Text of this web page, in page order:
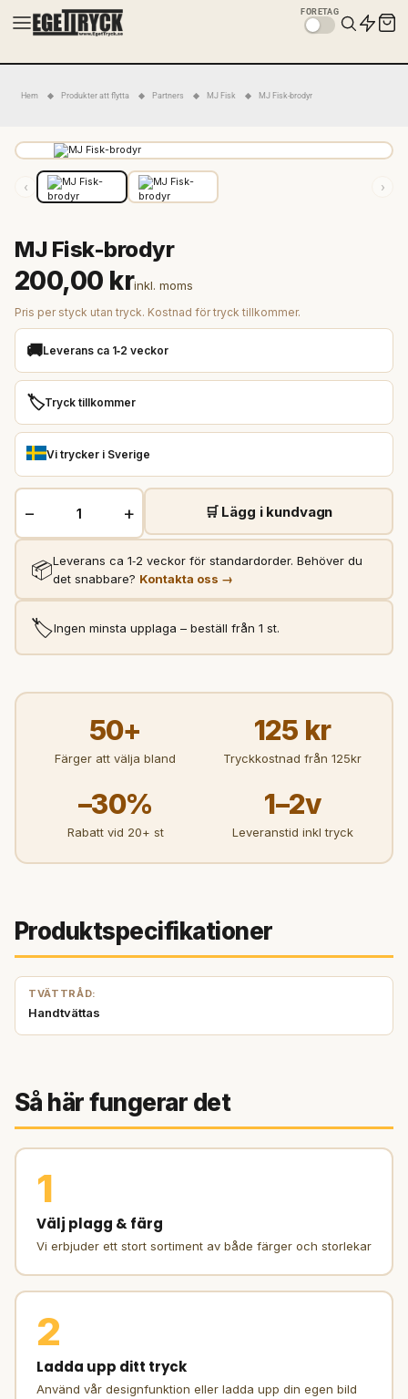
FÖRETAG
Hem Produkter att flytta Partners MJ Fisk MJ Fisk-brodyr
‹ ›
MJ Fisk-brodyr
200,00 krinkl. moms
Pris per styck utan tryck. Kostnad för tryck tillkommer.
🚚Leverans ca 1‑2 veckor
🏷️Tryck tillkommer
Vi trycker i Sverige
− + 🛒 Lägg i kundvagn
📦Leverans ca 1‑2 veckor för standardorder. Behöver du
det snabbare? Kontakta oss →
🏷️Ingen minsta upplaga – beställ från 1 st.
50+
Färger att välja bland
125 kr
Tryckkostnad från 125kr
–30%
Rabatt vid 20+ st
1–2v
Leveranstid inkl tryck
Produktspecifikationer
TVÄTTRÅD:
Handtvättas
Så här fungerar det
1
Välj plagg & färg
Vi erbjuder ett stort sortiment av både färger och storlekar
2
Ladda upp ditt tryck
Använd vår designfunktion eller ladda upp din egen bild